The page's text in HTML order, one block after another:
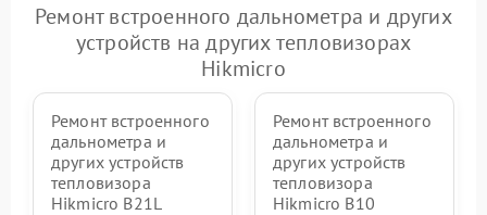
Ремонт встроенного дальнометра и других
устройств на других тепловизорах
Hikmicro
Ремонт встроенного
дальнометра и
других устройств
тепловизора
Hikmicro B21L
Ремонт встроенного
дальнометра и
других устройств
тепловизора
Hikmicro B10